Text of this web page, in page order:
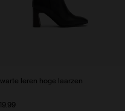
leren hoge laarzen